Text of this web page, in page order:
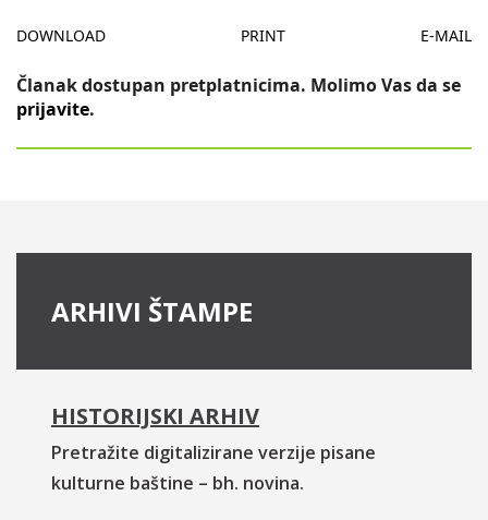
DOWNLOAD PRINT E-MAIL
Članak dostupan pretplatnicima. Molimo Vas da se
prijavite.
ARHIVI ŠTAMPE
HISTORIJSKI ARHIV
Pretražite digitalizirane verzije pisane
kulturne baštine – bh. novina.